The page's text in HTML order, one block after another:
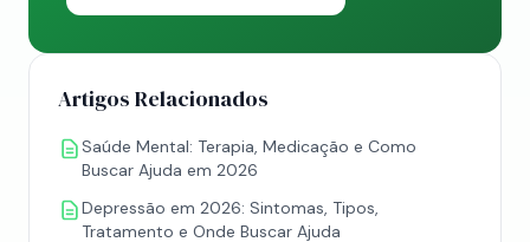
Artigos Relacionados
Saúde Mental: Terapia, Medicação e Como
Buscar Ajuda em 2026
Depressão em 2026: Sintomas, Tipos,
Tratamento e Onde Buscar Ajuda